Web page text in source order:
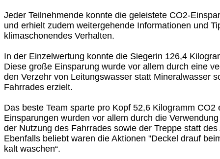
Jeder Teilnehmende konnte die geleistete CO2-
und erhielt zudem weitergehende Informationen und
klimaschonendes Verhalten.
In der Einzelwertung konnte die Siegerin 126,4
Diese große Einsparung wurde vor allem durch eine
den Verzehr von Leitungswasser statt Mineralwasser
Fahrrades erzielt.
Das beste Team sparte pro Kopf 52,6 Kilogramm CO2
Einsparungen wurden vor allem durch die
der Nutzung des Fahrrades sowie der Treppe statt
Ebenfalls beliebt waren die Aktionen "Deckel drauf
kalt waschen“.